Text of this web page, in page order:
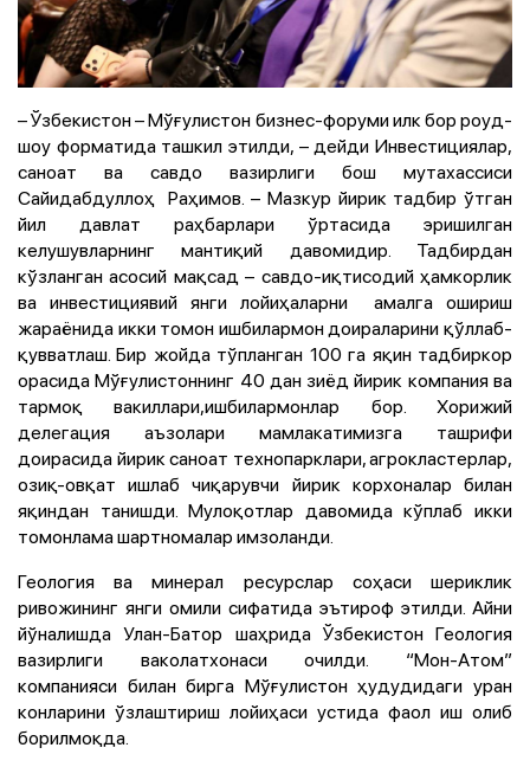
– Ўзбекистон – Мўғулистон бизнес-форуми илк бор роуд-
шоу форматида ташкил этилди, – дейди Инвестициялар,
саноат ва савдо вазирлиги бош мутахассиси
Сайидабдуллоҳ Раҳимов. – Мазкур йирик тадбир ўтган
йил давлат раҳбарлари ўртасида эришилган
келушувларнинг мантиқий давомидир. Тадбирдан
кўзланган асосий мақсад – савдо-иқтисодий ҳамкорлик
ва инвестициявий янги лойиҳаларни амалга ошириш
жараёнида икки томон ишбилармон доираларини қўллаб-
қувватлаш. Бир жойда тўпланган 100 га яқин тадбиркор
орасида Мўғулистоннинг 40 дан зиёд йирик компания ва
тармоқ вакиллари,ишбилармонлар бор. Хорижий
делегация аъзолари мамлакатимизга ташрифи
доирасида йирик саноат технопарклари, агрокластерлар,
озиқ-овқат ишлаб чиқарувчи йирик корхоналар билан
яқиндан танишди. Мулоқотлар давомида кўплаб икки
томонлама шартномалар имзоланди.
Геология ва минерал ресурслар соҳаси шериклик
ривожининг янги омили сифатида эътироф этилди. Айни
йўналишда Улан-Батор шаҳрида Ўзбекистон Геология
вазирлиги ваколатхонаси очилди. “Мон-Атом”
компанияси билан бирга Мўғулистон ҳудудидаги уран
конларини ўзлаштириш лойиҳаси устида фаол иш олиб
борилмоқда.